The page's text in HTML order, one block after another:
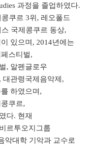
과정을 졸업하였다.
쿠르 3위, 레오폴드
국제콩쿠르 동상,
있으며, 2014년에는
스티벌,
, 알펜글로우
대관령국제음악제,
하였으며,
쿠르,
다. 현재
르투오지그룹
악대학 기악과 교수로